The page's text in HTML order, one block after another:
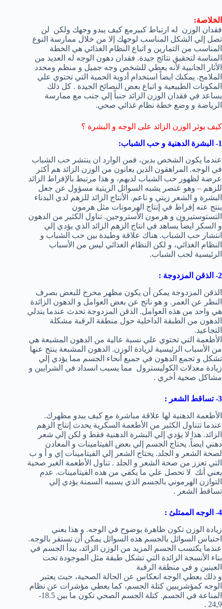
الخلاصة:
فقدان الوزن له ارتباط كبيرمع كيف يبدو وجهك ولكن لن
تصل إلي الشكل المناسب لوجهك إلا من خلال ممارسة النوع
المناسب من التمارين و اتباع النظام الغذائي هي الخطة
المناسة لتحقيق نتائج جيدة. فقدان دهون الوجه له العديد من
الأثار الجانبية لأنه يعطي للشخص وجه جميل و منظم ومحدد
الملامح. يمكنك ايضاً استخدام أدوية الحمية التي تحتوي علي
المكونات الطبيعية و اتباع بعض النصائح الجيدة . كل ذلك
يساعد في فقدان الوزن الزائد جنباً إلي جنب مع ممارسة
الرياضة و وضع خطة نظام غذائي صحي.
كيف يوثر الوزن الزائد على الوجه و البشرة ؟
1- البشرة الدهنية و حب الشباب:
عندما يكون الشخص بدين، فمن الوارد ان ينتشر حب الشباب
في الوجه. المراهقون الذين يعانون من الوزن الزائد هم أكثر
عرضة لظهور حب الشباب لديهم، و هذا مرتبط بالإفراط الزائد
للزهم – وهو عنصر يشبه السوائل الزيتية مسؤول عن جعل
البشرة و الشعر زيتي و ناعم. الأنتاج الزائد للزهم لدي البدناء
ينتج عنه إفراط في إنتاج الهرمونات مثل هرمون
التستوستيرون و هرمون الأستروجين. تناول الكثير من الدهون
و السكر ايضاً يساهد في انتاج الزهم الزائد الذي يؤدي إلي
انتشار حب الشباب. هناك علاقة وطيدة بين حب الشباب و
النظام الغذائي، و لكن النظام الغذائي ليس من الأسباب
الرئيسية لحب الشباب.
2- الذقن المزدوجة :
الذقن المزدوجة يمكن أن يكون مظهر محرج للبعض بصرف
النظر عن العمر. و هو ناتج عن بعض العوامل و الدهون الزائدة
هي واحد من هذه العوامل. الذقن المزدوجة تحدث عندما يتدلي
الدهون من الطبقة الداخلية حول منطقة الرقبة مشكلة
التجاعيد.
الأطعمة التي تحتوي علي نسبة عالية من الدهون المشبعة هي
من الأسباب الرئيسية لزيادة الوزن. الدهون المشبعة ينتج عنها
تشكل و تجمع الدهون في جميع أنحاء الجسم مما يؤدي إلي
زيادة معدلات الكوليسترول مما يسبب انسداد في الشرايين و
مشاكل صحية أخري .
3- تساقط الشعر :
الأطعمة الدهنية لها علاقة مباشرة مع كيف يبدو مظهرك.
عندما تتناول الكثير من الأطعمة السكرية يحدث إنتاج الزهم
الزائد. هذا لا يؤدي إلي البشرة الدهنية فقط و لكن إلي شعر
دهني ايضاً. يحتاج الجسم إلي بعض الفيتامينات و المعادن
لصحة الشعر و الجلد. يحتاج الشعر إلي الفيتامينات إي و أ و ب
التي تعزز من صحة الشعر و الجلد . تناول الأطعمة الغير صحية
يعني أنك لا تحصل علي ما يكفي من هذه الفيتامينات. عدم
التوازن الهرموني بالجسم الذي يسببه السمنة يؤدي إلي
تساقط الشعر .
4- الوجه الممتلئ :
زيادة الوزن تكون ظاهرة بوضوح في الوجه. و هذا يعني
احتباس السوائل بالجسم هذه السوائل يمكن أن تستقر بالوجه.
عندما يكتسب الجسم المزيد من الوزن الزائد، يبدأ الجسم في
بناء الأنسجة الزائدة التي تشكل طبقة مثل الموجودة تحت
العينين و في منطقة الرقبة
و ذلك يعطي الوجه انعكاس عن الحالة الصحية، حيث يعتبر
الوجه كمؤشريبين كتلة الجسم، كما يعطي مؤشرات عن نظام
المناعة في الجسم. كتلة الجسم الصحي تكون ما بين 18.5-
24,9 .